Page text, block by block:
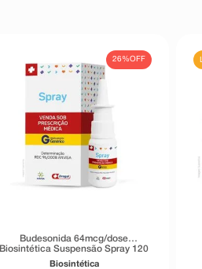
26%OFF
Budesonida 64mcg/dose
Biosintética Suspensão Spray 120
Doses
Biosintética